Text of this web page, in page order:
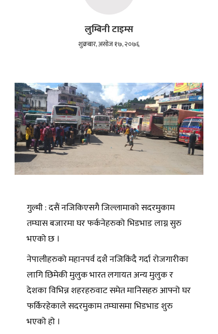
लुम्बिनी टाइम्स
शुक्रबार, असोज १७, २०७६
गुल्मी : दसैं नजिकिएसगै जिल्लामाको सदरमुकाम
तम्घास बजारमा घर फर्कनेहरुको भिडभाड लाग्न सुरु
भएको छ ।
नेपालीहरुको महानपर्व दशै नजिकिंदै गर्दा रोजगारीका
लागि छिमेकी मुलुक भारत लगायत अन्य मुलुक र
देशका विभिन्न शहरहरुवाट समेत मानिसहरु आफ्नो घर
फर्किरहेकाले सदरमुकाम तम्घासमा भिडभाड शुरु
भएको हो ।